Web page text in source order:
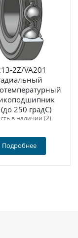
2Z/VA201
(до 250 градС)
в наличии (2)
Подробнее